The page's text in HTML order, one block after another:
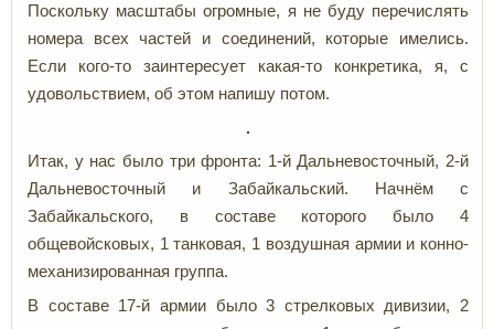
Поскольку масштабы огромные, я не буду перечислять
номера всех частей и соединений, которые имелись.
Если кого-то заинтересует какая-то конкретика, я, с
удовольствием, об этом напишу потом.
Итак, у нас было три фронта: 1-й Дальневосточный, 2-й
Дальневосточный и Забайкальский. Начнём с
Забайкальского, в составе которого было 4
общевойсковых, 1 танковая, 1 воздушная армии и конно-
механизированная группа.
В составе 17-й армии было 3 стрелковых дивизии, 2